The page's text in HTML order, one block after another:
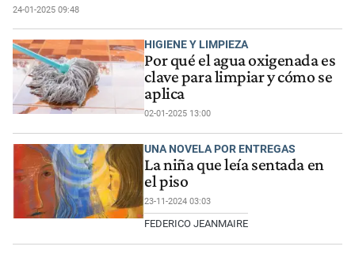
24-01-2025 09:48
HIGIENE Y LIMPIEZA
Por qué el agua oxigenada es
clave para limpiar y cómo se
aplica
02-01-2025 13:00
UNA NOVELA POR ENTREGAS
La niña que leía sentada en
el piso
23-11-2024 03:03
FEDERICO JEANMAIRE